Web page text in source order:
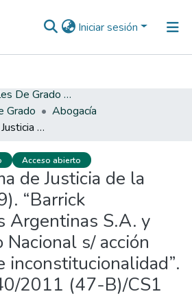
Iniciar sesión
Trabajos Finales De Grado Y Posgrado
Grado
Abogacía
Corte Suprema de Justicia de la Nación, (2019). “Barrick Exploraciones Argentinas S.A. y otro c/ Estado Nacional s/ acción declarativa de inconstitucionalidad”. Sentencia: 140/2011 (47-B)/CS1
Acceso abierto
de Justicia de la
“Barrick
Argentinas S.A. y
Nacional s/ acción
inconstitucionalidad”.
2011 (47-B)/CS1